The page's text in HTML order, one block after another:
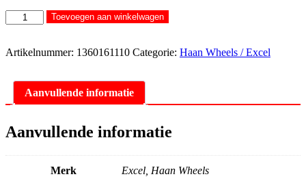
Excel
achterwiel
zwarte
Haan
oranje
naaf
Toevoegen aan winkelwagen
Artikelnummer: 1360161110 Categorie: Haan Wheels / Excel
Aanvullende informatie
Aanvullende informatie
Merk Excel, Haan Wheels